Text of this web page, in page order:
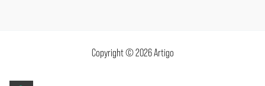
Copyright © 2026 Artigo